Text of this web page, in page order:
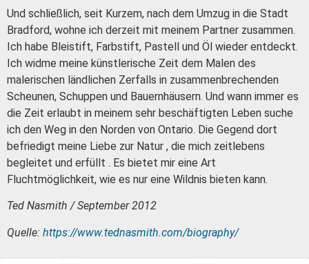
Und schließlich, seit Kurzem, nach dem Umzug in die Stadt
Bradford, wohne ich derzeit mit meinem Partner zusammen.
Ich habe Bleistift, Farbstift, Pastell und Öl wieder entdeckt.
Ich widme meine künstlerische Zeit dem Malen des
malerischen ländlichen Zerfalls in zusammenbrechenden
Scheunen, Schuppen und Bauernhäusern. Und wann immer es
die Zeit erlaubt in meinem sehr beschäftigten Leben suche
ich den Weg in den Norden von Ontario. Die Gegend dort
befriedigt meine Liebe zur Natur , die mich zeitlebens
begleitet und erfüllt . Es bietet mir eine Art
Fluchtmöglichkeit, wie es nur eine Wildnis bieten kann.
Ted Nasmith / September 2012
Quelle: https://www.tednasmith.com/biography/